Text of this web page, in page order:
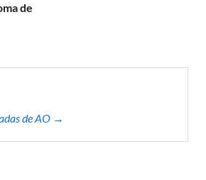
de
de AO →